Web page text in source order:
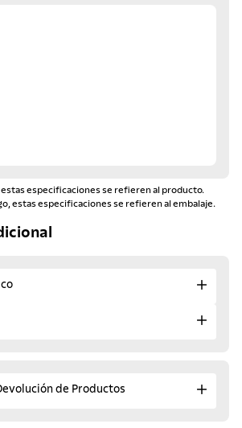
especificaciones se refieren al producto.
estas especificaciones se refieren al embalaje.
de Productos